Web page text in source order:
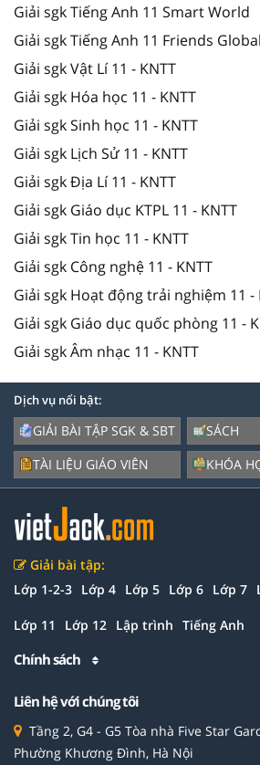
Giải sgk Tiếng Anh 11 Smart World
Giải sgk Tiếng Anh 11 Friends Global
Giải sgk Vật Lí 11 - KNTT
Giải sgk Hóa học 11 - KNTT
Giải sgk Sinh học 11 - KNTT
Giải sgk Lịch Sử 11 - KNTT
Giải sgk Địa Lí 11 - KNTT
Giải sgk Giáo dục KTPL 11 - KNTT
Giải sgk Tin học 11 - KNTT
Giải sgk Công nghệ 11 - KNTT
Giải sgk Hoạt động trải nghiệm 11 -
Giải sgk Giáo dục quốc phòng 11 -
Giải sgk Âm nhạc 11 - KNTT
Dịch vụ nổi bật:
GIẢI BÀI TẬP SGK & SBT
TÀI LIỆU GIÁO VIÊN
SÁCH
KHÓA
Giải bài tập:
Lớp 1-2-3 Lớp 4 Lớp 5 Lớp 6 Lớp 7
Lớp 11 Lớp 12 Lập trình Tiếng Anh
Chính sách
Liên hệ với chúng tôi
Tầng 2, G4 - G5 Tòa nhà Five Star
Phường Khương Đình, Hà Nội